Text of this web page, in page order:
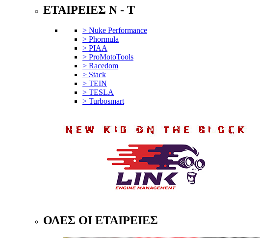
ΕΤΑΙΡΕΙΕΣ N - T
> Nuke Performance
> Phormula
> PIAA
> ProMotoTools
> Racedom
> Stack
> TEIN
> TESLA
> Turbosmart
ΟΛΕΣ ΟΙ ΕΤΑΙΡΕΙΕΣ